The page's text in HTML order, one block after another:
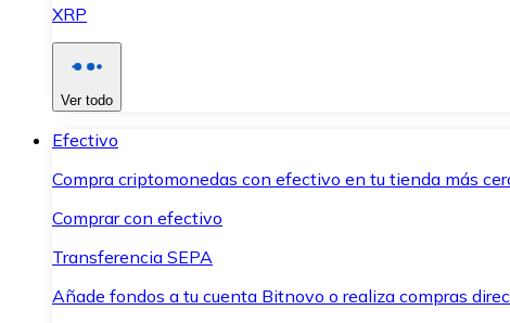
XRP
Ver todo
Efectivo
Compra criptomonedas con efectivo en tu tienda más
Comprar con efectivo
Transferencia SEPA
Añade fondos a tu cuenta Bitnovo o realiza compras